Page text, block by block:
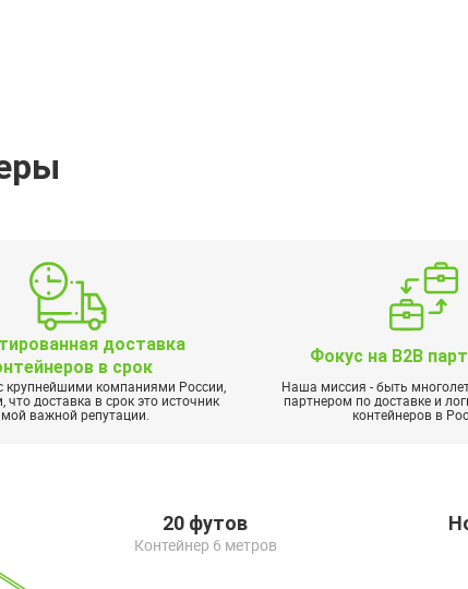
доставка
в срок
крупнейшими компаниями России,
доставка в срок это источник
важной репутации.
Фокус на B2B
Наша миссия - быть
партнером по доставке и
контейнеров в
20 футов
Контейнер 6 метров